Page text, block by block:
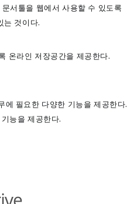
서툴을 웹에서 사용할 수 있도록
는 것이다.
온라인 저장공간을 제공한다.
에 필요한 다양한 기능을 제공한다.
능을 제공한다.